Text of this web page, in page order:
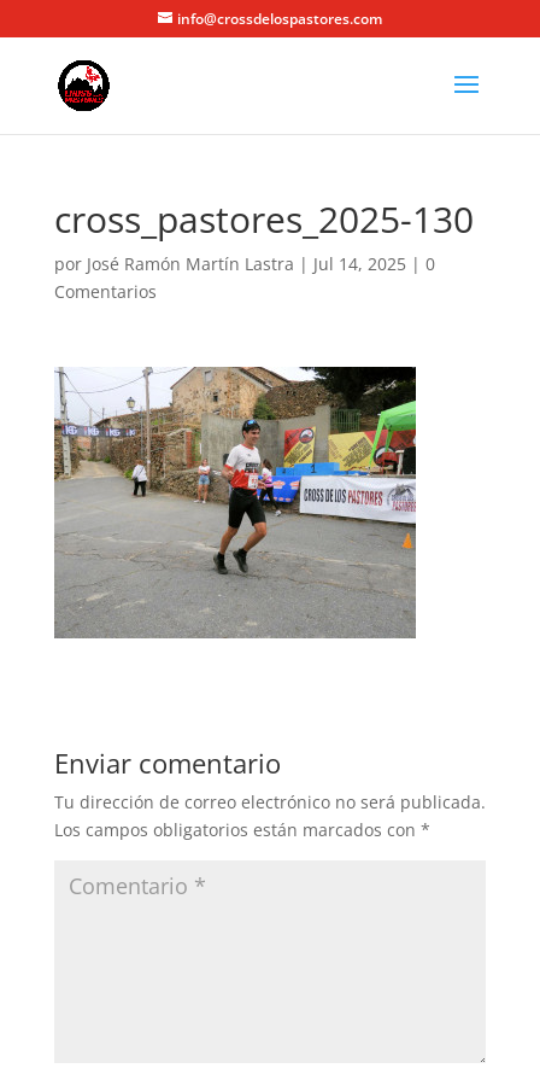
info@crossdelospastores.com
cross_pastores_2025-130
por José Ramón Martín Lastra | Jul 14, 2025| 0
Comentarios
Enviar comentario
Tu dirección de correo electrónico no será publicada.
Los campos obligatorios están marcados con *